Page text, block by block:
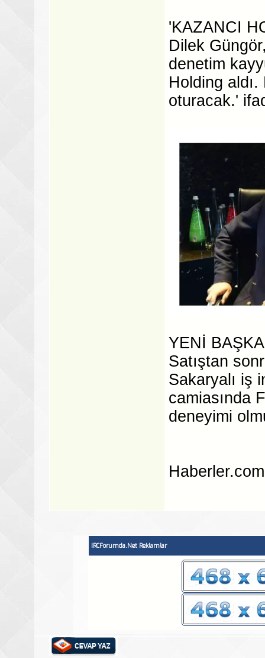
'KAZANCI
Dilek
denetim
Holding
oturacak.'
YENİ
Satıştan
Sakaryalı iş
camiasında
deneyimi
IRCForumda.Net Reklamlar